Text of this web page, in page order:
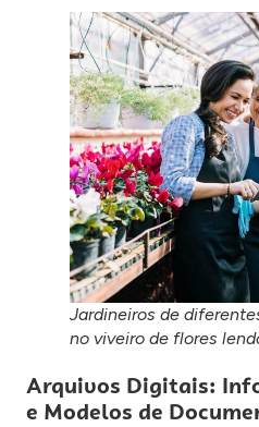
Jardineiros de
no viveiro de flores
Arquivos Digitais:
e Modelos de